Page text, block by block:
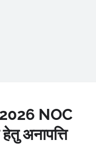
NOC
अनापत्ति